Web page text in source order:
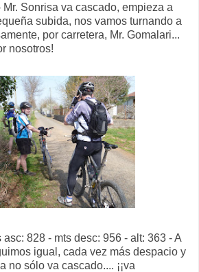
Sonrisa va cascado, empieza a
subida, nos vamos turnando a
por carretera, Mr. Gomalari...
nosotros!
asc: 828 - mts desc: 956 - alt: 363 - A
igual, cada vez más despacio y
no sólo va cascado.... ¡¡va